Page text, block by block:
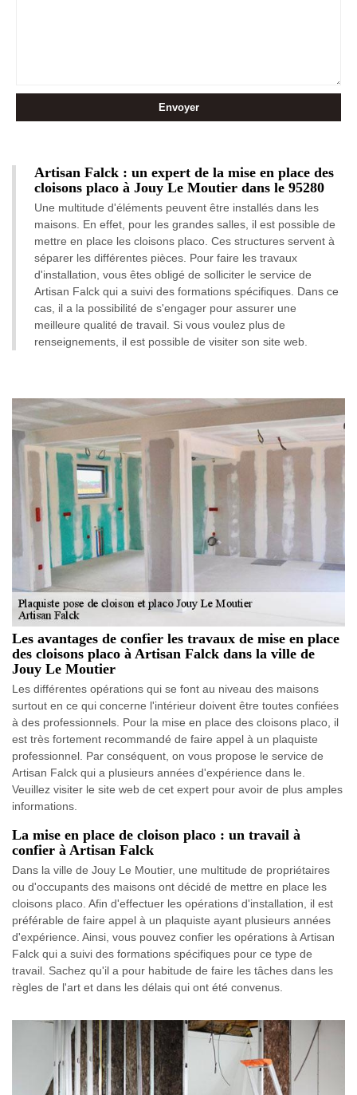
Artisan Falck : un expert de la mise en place des
cloisons placo à Jouy Le Moutier dans le 95280
Une multitude d'éléments peuvent être installés dans les
maisons. En effet, pour les grandes salles, il est possible de
mettre en place les cloisons placo. Ces structures servent à
séparer les différentes pièces. Pour faire les travaux
d'installation, vous êtes obligé de solliciter le service de
Artisan Falck qui a suivi des formations spécifiques. Dans ce
cas, il a la possibilité de s'engager pour assurer une
meilleure qualité de travail. Si vous voulez plus de
renseignements, il est possible de visiter son site web.
Les avantages de confier les travaux de mise en place
des cloisons placo à Artisan Falck dans la ville de
Jouy Le Moutier
Les différentes opérations qui se font au niveau des maisons
surtout en ce qui concerne l'intérieur doivent être toutes confiées
à des professionnels. Pour la mise en place des cloisons placo, il
est très fortement recommandé de faire appel à un plaquiste
professionnel. Par conséquent, on vous propose le service de
Artisan Falck qui a plusieurs années d'expérience dans le.
Veuillez visiter le site web de cet expert pour avoir de plus amples
informations.
La mise en place de cloison placo : un travail à
confier à Artisan Falck
Dans la ville de Jouy Le Moutier, une multitude de propriétaires
ou d'occupants des maisons ont décidé de mettre en place les
cloisons placo. Afin d'effectuer les opérations d'installation, il est
préférable de faire appel à un plaquiste ayant plusieurs années
d'expérience. Ainsi, vous pouvez confier les opérations à Artisan
Falck qui a suivi des formations spécifiques pour ce type de
travail. Sachez qu'il a pour habitude de faire les tâches dans les
règles de l'art et dans les délais qui ont été convenus.